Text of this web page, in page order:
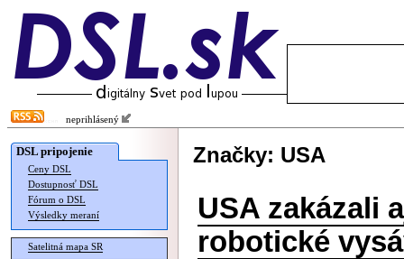
neprihlásený
DSL pripojenie
Ceny DSL
Dostupnosť DSL
Fórum o DSL
Výsledky meraní
Satelitná mapa SR
Značky: USA
USA zakázali
robotické